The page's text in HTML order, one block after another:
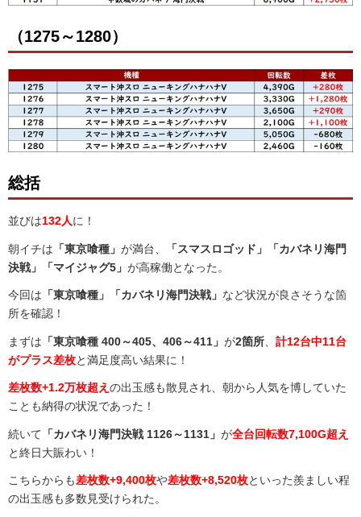
（1275～1280）
総括
並びは132人に！
朝イチは 「東京喰種」 が満台、
「スマスロゴッド」「カバネリ海門
決戦」「マイジャグ5」 が高稼働となった。
今回は 「東京喰種」「カバネリ海門決戦」 など状況が良さそうな箇
所を確認！
まずは 「東京喰種 400～405、406～411」 が2箇所
計12台中11台
がプラス差枚と満足度高い結果に！
差枚数+1.2万枚超え の出玉感も散見され、朝から人気を博していた
ことも納得の状況であった！
続いて 「カバネリ海門決戦 1126～1131」 が全台回転数7,100G超え
と終日大賑わい！
こちらからも差枚数+9,400枚や差枚数+8,520枚といった羨ましい程
の出玉感も多数見受けられた。